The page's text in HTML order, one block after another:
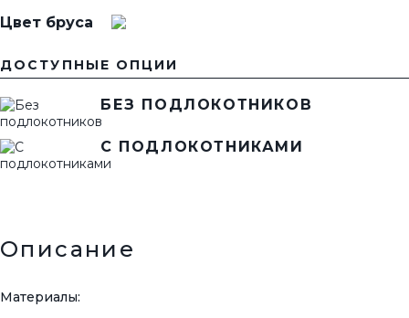
Цвет бруса
ДОСТУПНЫЕ ОПЦИИ
БЕЗ ПОДЛОКОТНИКОВ
С ПОДЛОКОТНИКАМИ
Описание
Материалы: